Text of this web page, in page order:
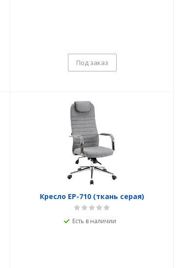
Под заказ
Кресло EP-710 (ткань серая)
Есть в наличии